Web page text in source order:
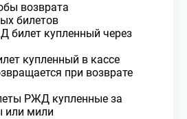
возврата
билетов
билет купленный через
купленный в кассе
при возврате
РЖД купленные за
или мили